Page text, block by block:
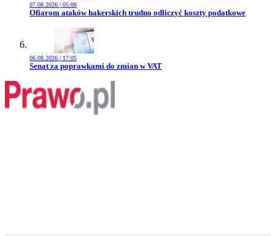
07.08.2026 | 05:08
Przejdź do artykułu:
Ofiarom ataków hakerskich trudno odliczyć koszty podatkowe
06.08.2026 | 17:05
Przejdź do artykułu:
Senat za poprawkami do zmian w VAT